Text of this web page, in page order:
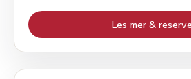
Les mer &